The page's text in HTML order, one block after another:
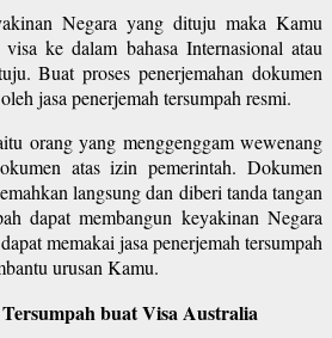
Negara yang dituju maka Kamu
ke dalam bahasa Internasional atau
Buat proses penerjemahan dokumen
jasa penerjemah tersumpah resmi.
orang yang menggenggam wewenang
atas izin pemerintah. Dokumen
langsung dan diberi tanda tangan
dapat membangun keyakinan Negara
memakai jasa penerjemah tersumpah
urusan Kamu.
buat Visa Australia